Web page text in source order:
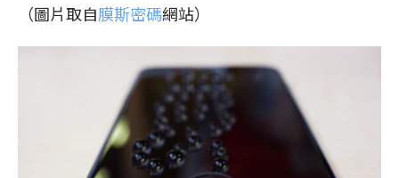
（圖片取自膜斯密碼網站）